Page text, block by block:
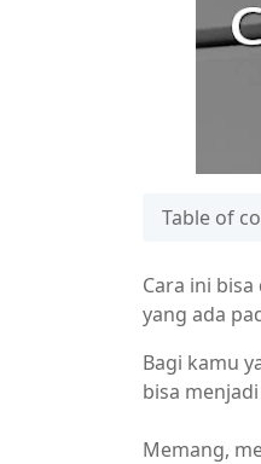
Table of
Cara ini
yang ada
Bagi kamu
bisa
Memang,